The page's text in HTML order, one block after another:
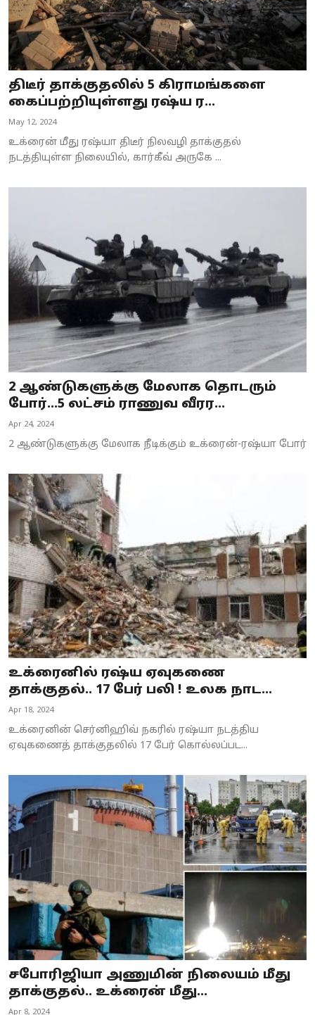
திடீர் தாக்குதலில் 5 கிராமங்களை
கைப்பற்றியுள்ளது ரஷ்ய ர...
May 12, 2024
உக்ரைன் மீது ரஷ்யா திடீர் நிலவழி தாக்குதல்
நடத்தியுள்ள நிலையில், கார்கீவ் அருகே ...
2 ஆண்டுகளுக்கு மேலாக தொடரும்
போர்...5 லட்சம் ராணுவ வீரர...
Apr 24, 2024
2 ஆண்டுகளுக்கு மேலாக நீடிக்கும் உக்ரைன்-ரஷ்யா போர்
உக்ரைனில் ரஷ்ய ஏவுகணை
தாக்குதல்.. 17 பேர் பலி ! உலக நாட...
Apr 18, 2024
உக்ரைனின் செர்னிஹிவ் நகரில் ரஷ்யா நடத்திய
ஏவுகணைத் தாக்குதலில் 17 பேர் கொல்லப்பட...
சபோரிஜியா அணுமின் நிலையம் மீது
தாக்குதல்.. உக்ரைன் மீது...
Apr 8, 2024